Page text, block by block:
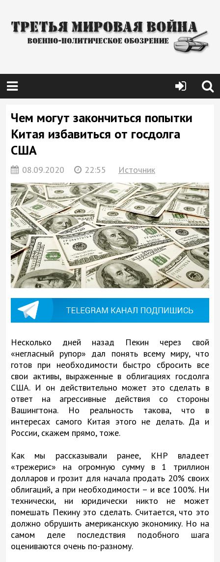
Чем могут закончиться попытки
Китая избавиться от госдолга
США
08.09.2020 22:55 Источник
Несколько дней назад Пекин через свой
«негласный рупор» дал понять всему миру, что
готов при необходимости быстро сбросить все
свои активы, выраженные в облигациях госдолга
США. И он действительно может это сделать в
ответ на агрессивные действия со стороны
Вашингтона. Но реальность такова, что в
интересах самого Китая этого не делать. Да и
России, скажем прямо, тоже.
Как мы рассказывали ранее, КНР владеет
«трежерис» на огромную сумму в 1 триллион
долларов и грозит для начала продать 20% своих
облигаций, а при необходимости – и все 100%. Ни
технически, ни юридически никто не может
помешать Пекину это сделать. Считается, что это
должно обрушить американскую экономику. Но на
самом деле последствия подобного шага
оцениваются очень по-разному.